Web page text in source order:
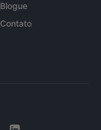
Blogue
Contato